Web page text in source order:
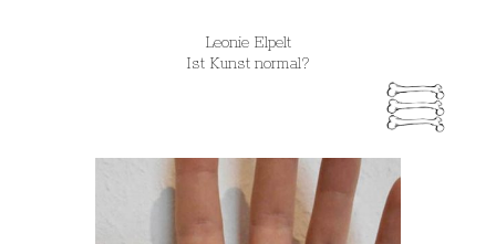
Leonie Elpelt
Ist Kunst normal?